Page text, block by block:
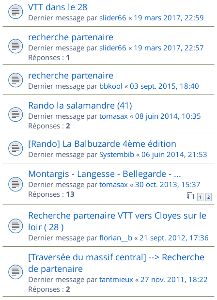
VTT dans le 28
Dernier message par slider66 « 19 mars 2017, 22:59
recherche partenaire
Dernier message par slider66 « 19 mars 2017, 22:57
Réponses : 1
recherche partenaire
Dernier message par bbkool « 03 sept. 2015, 18:40
Rando la salamandre (41)
Dernier message par tomasax « 08 juin 2014, 10:35
Réponses : 2
[Rando] La Balbuzarde 4ème édition
Dernier message par Systembib « 06 juin 2014, 21:53
Montargis - Langesse - Bellegarde - ...
Dernier message par tomasax « 30 oct. 2013, 15:37
Réponses : 13 1 2
Recherche partenaire VTT vers Cloyes sur le
loir ( 28 )
Dernier message par florian__b « 21 sept. 2012, 17:36
[Traversée du massif central] --> Recherche
de partenaire
Dernier message par tantmieux « 27 nov. 2011, 18:22
Réponses : 2